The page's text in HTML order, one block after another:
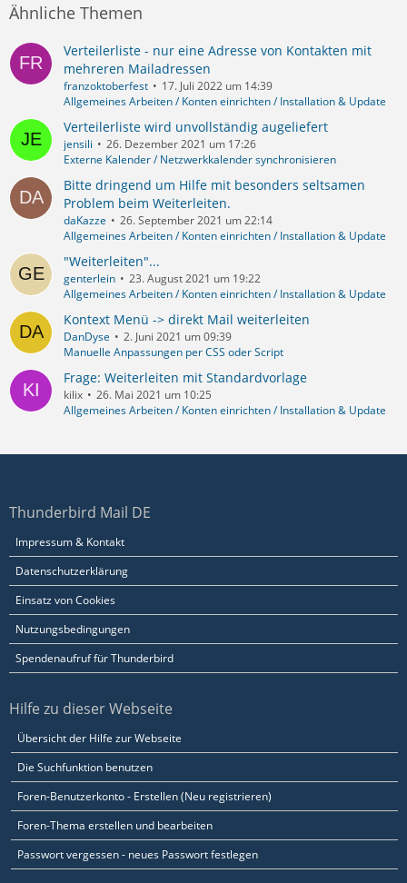
Ähnliche Themen
Verteilerliste - nur eine Adresse von Kontakten mit
mehreren Mailadressen
franzoktoberfest
17. Juli 2022 um 14:39
Allgemeines Arbeiten / Konten einrichten / Installation & Update
Verteilerliste wird unvollständig augeliefert
jensili
26. Dezember 2021 um 17:26
Externe Kalender / Netzwerkkalender synchronisieren
Bitte dringend um Hilfe mit besonders seltsamen
Problem beim Weiterleiten.
daKazze
26. September 2021 um 22:14
Allgemeines Arbeiten / Konten einrichten / Installation & Update
"Weiterleiten"...
genterlein
23. August 2021 um 19:22
Allgemeines Arbeiten / Konten einrichten / Installation & Update
Kontext Menü -> direkt Mail weiterleiten
DanDyse
2. Juni 2021 um 09:39
Manuelle Anpassungen per CSS oder Script
Frage: Weiterleiten mit Standardvorlage
kilix
26. Mai 2021 um 10:25
Allgemeines Arbeiten / Konten einrichten / Installation & Update
Thunderbird Mail DE
Impressum & Kontakt
Datenschutzerklärung
Einsatz von Cookies
Nutzungsbedingungen
Spendenaufruf für Thunderbird
Hilfe zu dieser Webseite
Übersicht der Hilfe zur Webseite
Die Suchfunktion benutzen
Foren-Benutzerkonto - Erstellen (Neu registrieren)
Foren-Thema erstellen und bearbeiten
Passwort vergessen - neues Passwort festlegen